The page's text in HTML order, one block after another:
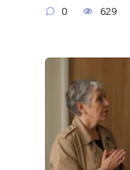
0 629